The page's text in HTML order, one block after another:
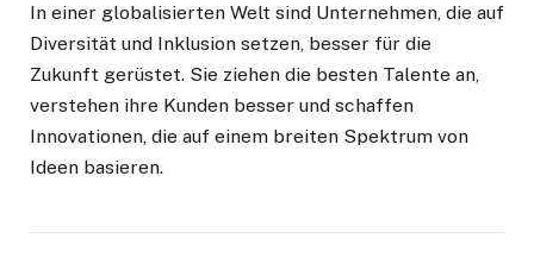
In einer globalisierten Welt sind Unternehmen, die auf
Diversität und Inklusion setzen, besser für die
Zukunft gerüstet. Sie ziehen die besten Talente an,
verstehen ihre Kunden besser und schaffen
Innovationen, die auf einem breiten Spektrum von
Ideen basieren.